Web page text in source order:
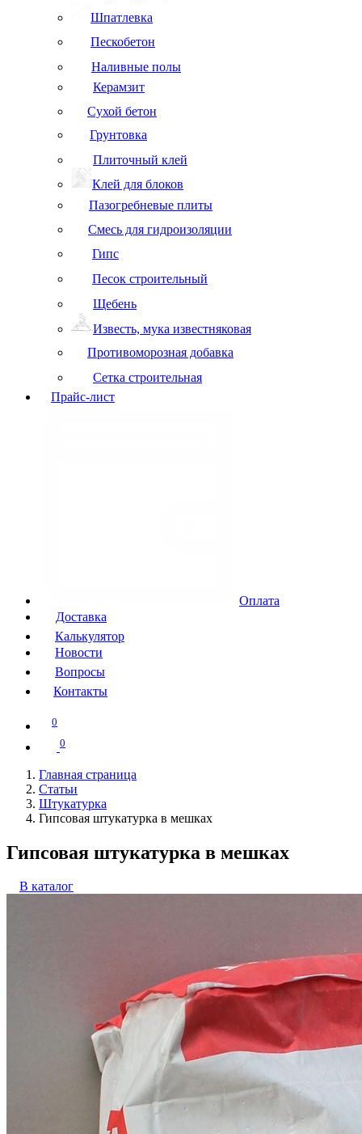
Шпатлевка
Пескобетон
Наливные полы
Керамзит
Сухой бетон
Грунтовка
Плиточный клей
Клей для блоков
Пазогребневые плиты
Смесь для гидроизоляции
Гипс
Песок строительный
Щебень
Известь, мука известняковая
Противоморозная добавка
Сетка строительная
Прайс-лист
Оплата
Доставка
Калькулятор
Новости
Вопросы
Контакты
0
0
Главная страница
Статьи
Штукатурка
Гипсовая штукатурка в мешках
Гипсовая штукатурка в мешках
В каталог